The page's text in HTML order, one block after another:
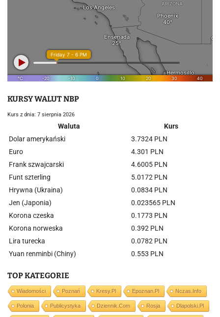
KURSY WALUT NBP
Kurs z dnia: 7 sierpnia 2026
Waluta
Kurs
Dolar amerykański
3.7324 PLN
Euro
4.301 PLN
Frank szwajcarski
4.6005 PLN
Funt szterling
5.0172 PLN
Hrywna (Ukraina)
0.0834 PLN
Jen (Japonia)
0.023565 PLN
Korona czeska
0.1773 PLN
Korona norweska
0.392 PLN
Lira turecka
0.0782 PLN
Yuan renminbi (Chiny)
0.553 PLN
TOP KATEGORIE
Wiadomości Poznań Kresy.pl Epoznan.pl Nczas.info
Polonia Publicystyka Dziennik.com Rosja Dlapolski.pl